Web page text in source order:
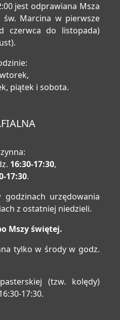
jest odprawiana Msza
Marcina w pierwsze
czerwca do listopada)
piątek i sobota.
16:30-17:30,
17:30.
godzinach urzędowania
z ostatniej niedzieli.
Mszy świętej.
tylko w środy w godz.
(tzw. kolędy)
17:30.